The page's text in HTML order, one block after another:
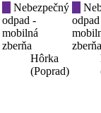
Nebezpečný
odpad -
mobilná
zberňa
Hôrka
(Poprad)
zberňa